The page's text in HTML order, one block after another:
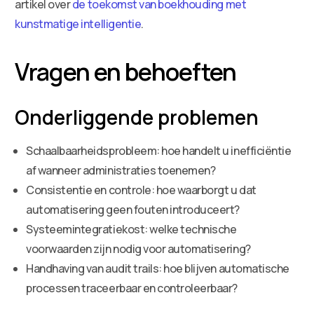
artikel overde toekomst van boekhouding met
kunstmatige intelligentie.
Vragen en behoeften
Onderliggende problemen
Schaalbaarheidsprobleem: hoe handelt u inefficiëntie
af wanneer administraties toenemen?
Consistentie en controle: hoe waarborgt u dat
automatisering geen fouten introduceert?
Systeemintegratiekost: welke technische
voorwaarden zijn nodig voor automatisering?
Handhaving van audit trails: hoe blijven automatische
processen traceerbaar en controleerbaar?